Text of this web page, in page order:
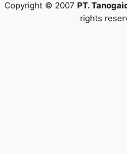
Copyright © 2007 PT.
rights